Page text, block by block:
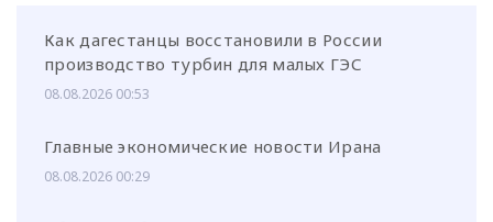
Как дагестанцы восстановили в России
производство турбин для малых ГЭС
08.08.2026 00:53
Главные экономические новости Ирана
08.08.2026 00:29